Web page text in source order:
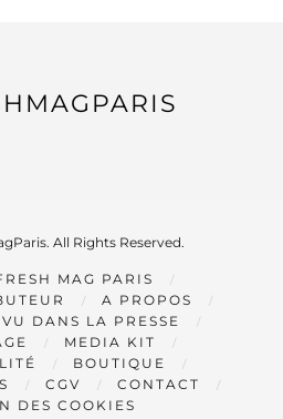
All Rights Reserved.
MAG PARIS
A PROPOS
VU DANS LA PRESSE
MEDIA KIT
BOUTIQUE
CGV
CONTACT
DES COOKIES